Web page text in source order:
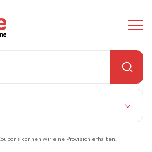
können wir eine Provision erhalten.